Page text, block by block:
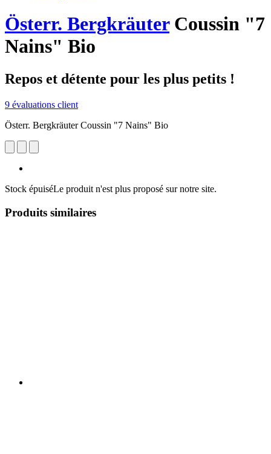
Österr. BergkräuterCoussin "7
Nains" Bio
Repos et détente pour les plus petits !
9 évaluations client
Österr. Bergkräuter Coussin "7 Nains" Bio
Stock épuiséLe produit n'est plus proposé sur notre site.
Produits similaires